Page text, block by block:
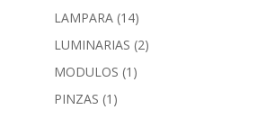
LAMPARA (14)
LUMINARIAS (2)
MODULOS (1)
PINZAS (1)